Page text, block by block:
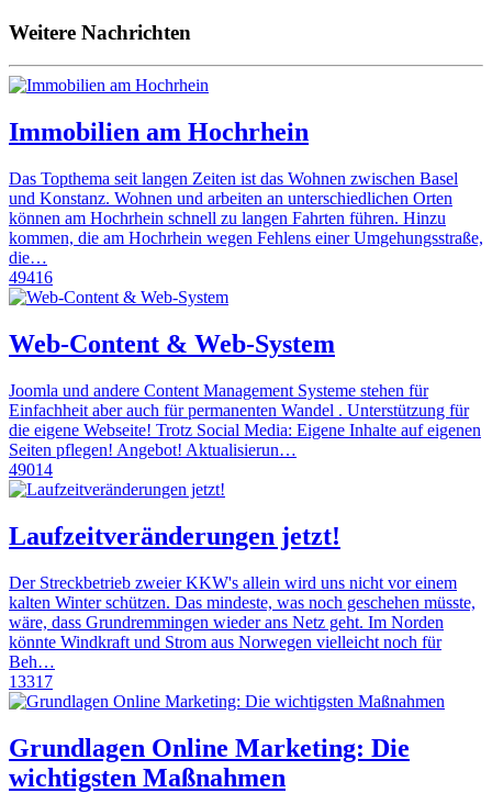
Weitere Nachrichten
Immobilien am Hochrhein
Das Topthema seit langen Zeiten ist das Wohnen zwischen Basel
und Konstanz. Wohnen und arbeiten an unterschiedlichen Orten
können am Hochrhein schnell zu langen Fahrten führen. Hinzu
kommen, die am Hochrhein wegen Fehlens einer Umgehungsstraße,
die…
49416
Web-Content & Web-System
Joomla und andere Content Management Systeme stehen für
Einfachheit aber auch für permanenten Wandel . Unterstützung für
die eigene Webseite! Trotz Social Media: Eigene Inhalte auf eigenen
Seiten pflegen! Angebot! Aktualisierun…
49014
Laufzeitveränderungen jetzt!
Der Streckbetrieb zweier KKW's allein wird uns nicht vor einem
kalten Winter schützen. Das mindeste, was noch geschehen müsste,
wäre, dass Grundremmingen wieder ans Netz geht. Im Norden
könnte Windkraft und Strom aus Norwegen vielleicht noch für
Beh…
13317
Grundlagen Online Marketing: Die
wichtigsten Maßnahmen